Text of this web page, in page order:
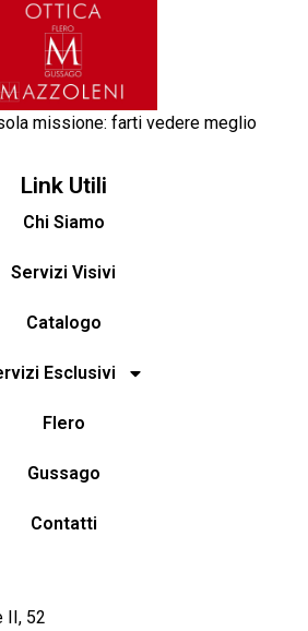
missione: farti vedere meglio
Link Utili
Chi Siamo
Servizi Visivi
Catalogo
Esclusivi
Flero
Gussago
Contatti
II, 52